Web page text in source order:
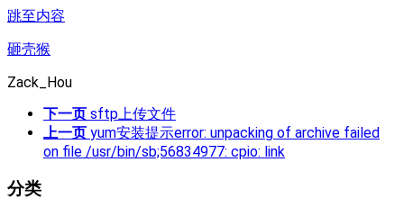
跳至内容
砸壳猴
Zack_Hou
下一页 sftp上传文件
上一页 yum安装提示error: unpacking of archive failed
on file /usr/bin/sb;56834977: cpio: link
分类